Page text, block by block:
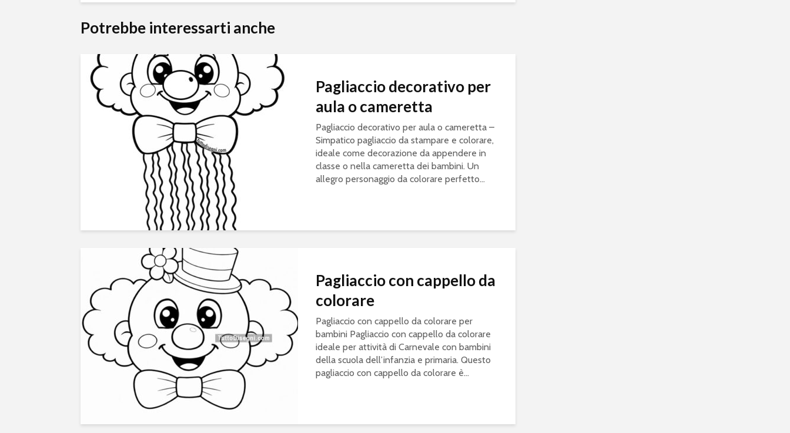
Potrebbe interessarti anche
Pagliaccio decorativo per
aula o cameretta
Pagliaccio decorativo per aula o cameretta –
Simpatico pagliaccio da stampare e colorare,
ideale come decorazione da appendere in
classe o nella cameretta dei bambini. Un
allegro personaggio da colorare perfetto...
Pagliaccio con cappello da
colorare
Pagliaccio con cappello da colorare per
bambini Pagliaccio con cappello da colorare
ideale per attività di Carnevale con bambini
della scuola dell’infanzia e primaria. Questo
pagliaccio con cappello da colorare è...